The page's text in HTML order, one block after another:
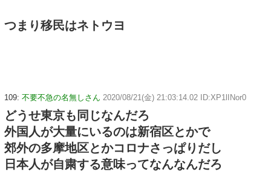
つまり移民はネトウヨ
109: 不要不急の名無しさん 2020/08/21(金) 21:03:14.02 ID:XP1lINor0
どうせ東京も同じなんだろ
外国人が大量にいるのは新宿区とかで
郊外の多摩地区とかコロナさっぱりだし
日本人が自粛する意味ってなんなんだろ